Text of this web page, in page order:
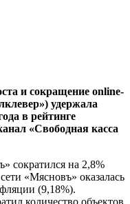
и сокращение online-
удержала
в рейтинге
«Свободная касса
сократился на 2,8%
«Мясновъ» оказалась
(9,18%).
количество объектов